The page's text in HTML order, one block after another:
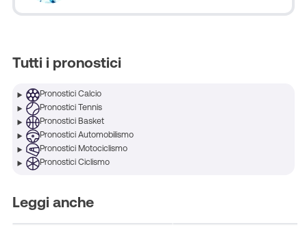
Tutti i pronostici
Pronostici Calcio
Pronostici Tennis
Pronostici Basket
Pronostici Automobilismo
Pronostici Motociclismo
Pronostici Ciclismo
Leggi anche
Coppa Italia
Pronostico Vicenza-
Catania 8 Agosto 2026:
Italia